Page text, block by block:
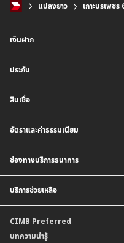
แปลงยาว เกาะบรเพช
เงินฝาก
บัญชีเงินฝากประจำ
บัญชีเงินฝากกระแสรายวัน
บัญชีเงินฝากเงินตราต่างประเทศ
ตารางเปรียบเทียบผลิตภัณฑ์
ประกัน
ประกันวินาศภัย
สินเชื่อ
สินเชื่อบ้าน
สินเชื่อบ้านแลกเงินและสินเชื่ออเนกประ
อัตราและค่าธรรมเนียม
อัตราดอกเบี้ยเงินฝาก
อัตราดอกเบี้ยเงินฝากลูกค้าสถาบัน
อัตราดอกเบี้ยบัญชีเงินฝากเงินตราต่างป
อัตราดอกเบี้ยเงินกู้
กำหนดระยะเวลาการขายหรือฝากเงินได้
ค่าธรรมเนียม
ช่องทางบริการธนาคาร
CIMB THAI Connect
บริการแจ้งเตือนผ่าน SMS
พร้อมเพย์
บริการเปิดบัญชีด้วยการยืนยันตัวตนรูป
บริการช่วยเหลือ
สาขาธนาคาร
ข้อมูลคุณภาพการให้บริการ
CIMB Preferred
บทความน่ารู้